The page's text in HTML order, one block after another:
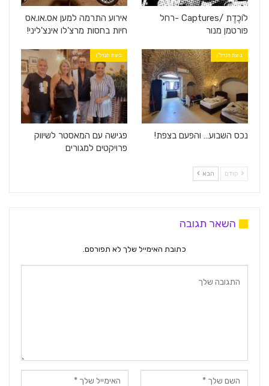
לוֹכֶדֶת /Captures -רחל
פורטמן מנור
אירוע התרמה למען אס.או.אס
חיות בחסות מרצ'לו אינצ'ליני!
ביצת הנדל"ן
נכס השבוע… והפעם בצפת!
ביצת הנדל"ן
פגישה עם המאסטר לשיווק
פרויקטים למגורים
קודם הבא
השאר תגובה
כתובת האימייל שלך לא תפורסם.